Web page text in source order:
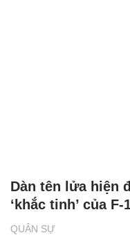
QUÂN SỰ
Dàn tên lửa hiện
‘khắc tinh’ của